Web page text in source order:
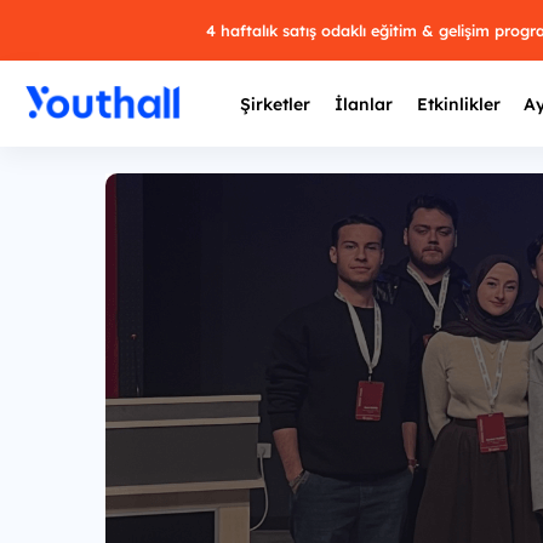
4 haftalık satış odaklı eğitim & gelişim
Şirketler İlanlar Etkinlikler